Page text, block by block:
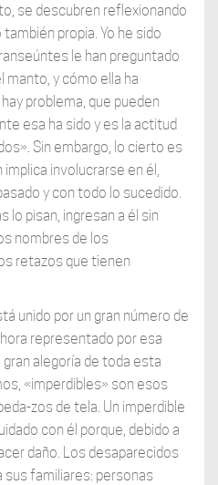
se descubren reflexionando
propia. Yo he sido
le han preguntado
manto, y cómo ella ha
problema, que pueden
esa ha sido y es la actitud
Sin embargo, lo cierto es
involucrarse en él,
y con todo lo sucedido.
lo pisan, ingresan a él sin
nombres de los
retazos que tienen
unido por un gran número de
representado por esa
alegoría de toda esta
«imperdibles» son esos
zos de tela. Un imperdible
con él porque, debido a
daño. Los desaparecidos
familiares: personas